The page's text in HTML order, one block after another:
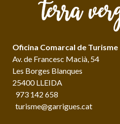
Oficina Comarcal de Turisme
Av. de Francesc Macià, 54
Les Borges Blanques
25400 LLEIDA
973 142 658
turisme@garrigues.cat